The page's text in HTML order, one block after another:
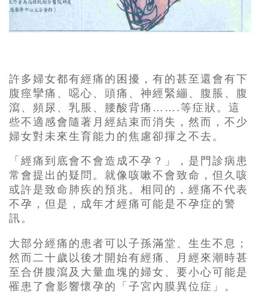
許多婦女都有經痛的困擾，有的甚至還會有下
腹痙攣痛、噁心、頭痛、神經緊繃、 腹脹、腹
瀉、頻尿、乳脹、腰酸背痛…….等症狀。這
些不適感會隨著月經結束而消失，然而，不少
婦女對未來生育能力的焦慮卻揮之不去。
「經痛到底會不會造成不孕？」，是門診病患
常會提出的疑問。就像咳嗽不會致命，但久咳
或許是致命肺疾的預兆。相同的，經痛不代表
不孕，但是，成年才經痛可能是不孕症的警
訊。
大部分經痛的患者可以子孫滿堂、生生不息；
然而二十歲以後才開始有經痛、月經來潮時甚
至合併腹瀉及大量血塊的婦女、要小心可能是
罹患了會影響懷孕的「子宮內膜異位症」。